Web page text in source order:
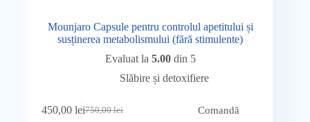
Mounjaro Capsule pentru controlul apetitului și
susținerea metabolismului (fără stimulente)
Evaluat la 5.00din 5
Slăbire și detoxifiere
750,00lei
Prețul
450,00 leiPrețul
Comandă